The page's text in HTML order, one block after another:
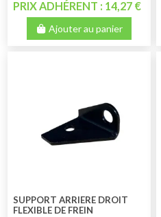
PRIX ADHÉRENT : 14,27 €
Ajouter au panier
SUPPORT ARRIERE DROIT
FLEXIBLE DE FREIN